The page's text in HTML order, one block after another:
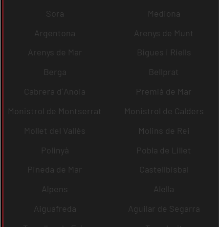
Sora
Mediona
Argentona
Arenys de Munt
Arenys de Mar
Bigues i Riells
Berga
Bellprat
Cabrera d´Anoia
Premià de Mar
Monistrol de Montserrat
Monistrol de Calders
Mollet del Vallès
Molins de Rei
Polinyà
Pobla de Lillet
Pineda de Mar
Castellbisbal
Alpens
Alella
Aiguafreda
Aguilar de Segarra